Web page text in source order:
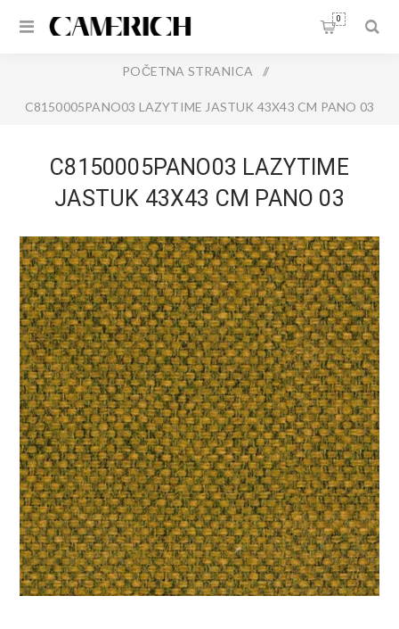
0
POČETNA STRANICA /
C8150005PANO03 LAZYTIME JASTUK 43X43 CM PANO 03
C8150005PANO03 LAZYTIME
JASTUK 43X43 CM PANO 03